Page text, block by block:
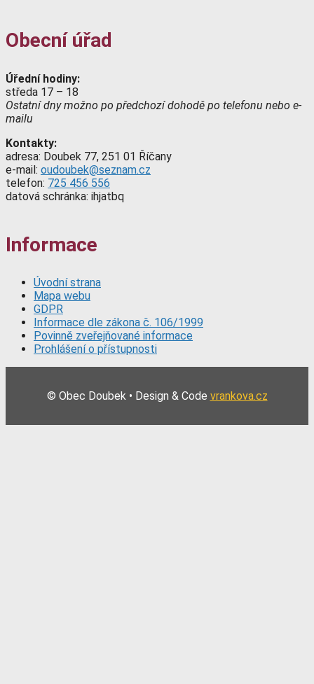
Obecní úřad
Úřední hodiny:
středa 17 – 18
Ostatní dny možno po předchozí dohodě po telefonu nebo e-
mailu
Kontakty:
adresa: Doubek 77, 251 01 Říčany
e-mail: oudoubek@seznam.cz
telefon: 725 456 556
datová schránka: ihjatbq
Informace
Úvodní strana
Mapa webu
GDPR
Informace dle zákona č. 106/1999
Povinně zveřejňované informace
Prohlášení o přístupnosti
© Obec Doubek • Design & Code vrankova.cz